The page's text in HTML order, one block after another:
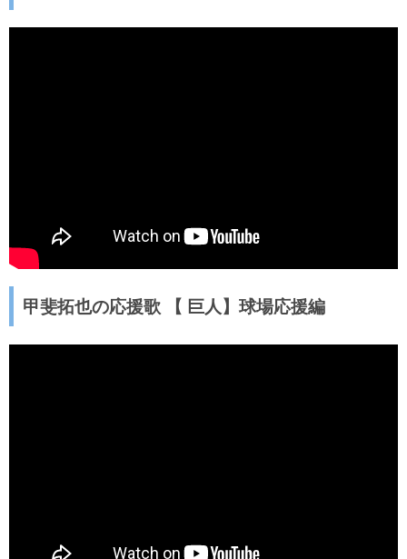
甲斐拓也の応援歌 【 巨人】球場応援編